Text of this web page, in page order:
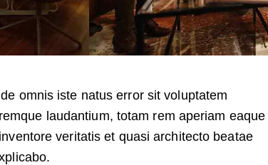
omnis iste natus error sit voluptatem
laudantium, totam rem aperiam eaque
veritatis et quasi architecto beatae